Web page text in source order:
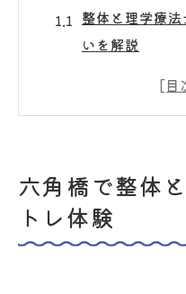
整体と理学療
いを解説
整体を活用し
とは
整体による筋活
法
六角橋で整体
トレ体験